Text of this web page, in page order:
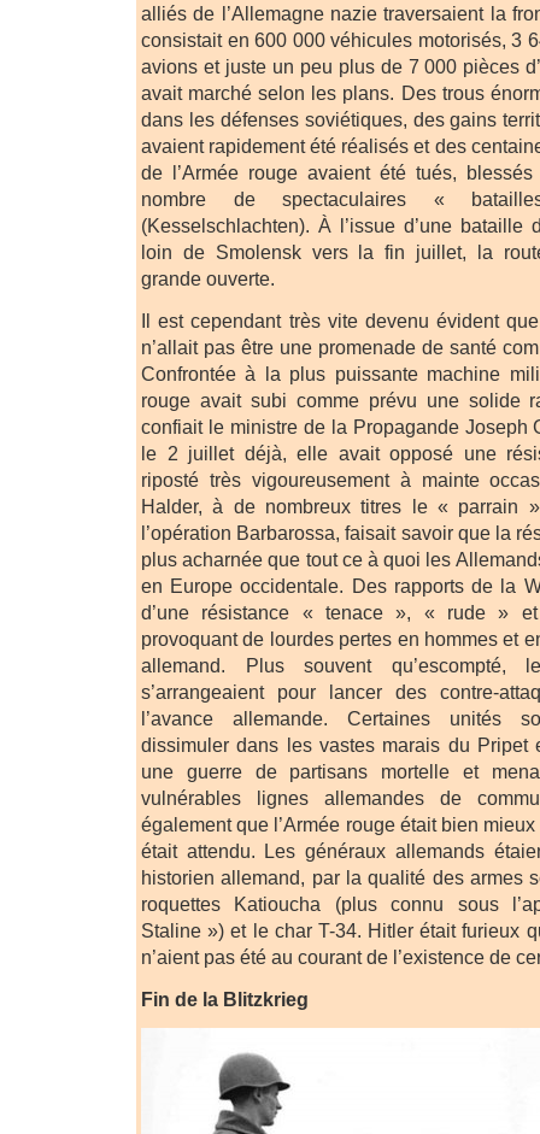
alliés de l’Allemagne nazie traversaient la
consistait en 600 000 véhicules motorisés, 3
avions et juste un peu plus de 7 000 pièces
avait marché selon les plans. Des trous
dans les défenses soviétiques, des gains
avaient rapidement été réalisés et des
de l’Armée rouge avaient été tués,
nombre de spectaculaires «
(Kesselschlachten). À l’issue d’une
loin de Smolensk vers la fin juillet, la
grande ouverte.
Il est cependant très vite devenu évident
n’allait pas être une promenade de santé
Confrontée à la plus puissante machine
rouge avait subi comme prévu une solide
confiait le ministre de la Propagande Joseph
le 2 juillet déjà, elle avait opposé une
riposté très vigoureusement à mainte
Halder, à de nombreux titres le « parrain
l’opération Barbarossa, faisait savoir que la
plus acharnée que tout ce à quoi les
en Europe occidentale. Des rapports de la
d’une résistance « tenace », « rude »
provoquant de lourdes pertes en hommes et
allemand. Plus souvent qu’escompté,
s’arrangeaient pour lancer des contre-
l’avance allemande. Certaines unités
dissimuler dans les vastes marais du Pripet
une guerre de partisans mortelle et
vulnérables lignes allemandes de
également que l’Armée rouge était bien mieux
était attendu. Les généraux allemands
historien allemand, par la qualité des armes
roquettes Katioucha (plus connu sous
Staline ») et le char T-34. Hitler était furieux
n’aient pas été au courant de l’existence de
Fin de la Blitzkrieg